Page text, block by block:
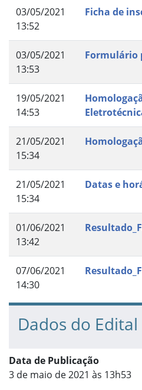
03/05/2021
13:52
Ficha de
03/05/2021
13:53
Formulário
19/05/2021
14:53
21/05/2021
15:34
21/05/2021
15:34
Datas e
01/06/2021
13:42
07/06/2021
14:30
Dados do Edital
Data de Publicação
3 de maio de 2021 às 13h53